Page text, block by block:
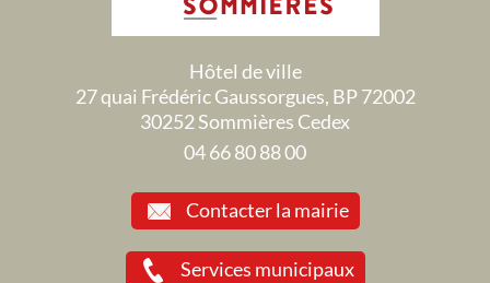
Hôtel de ville
27 quai Frédéric Gaussorgues, BP 72002
30252 Sommières Cedex
04 66 80 88 00
Contacter la mairie
Services municipaux